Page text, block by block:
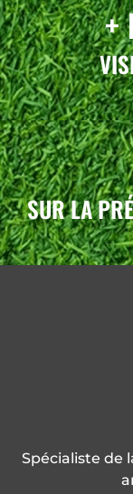
+
SUR LA
Spécialiste de